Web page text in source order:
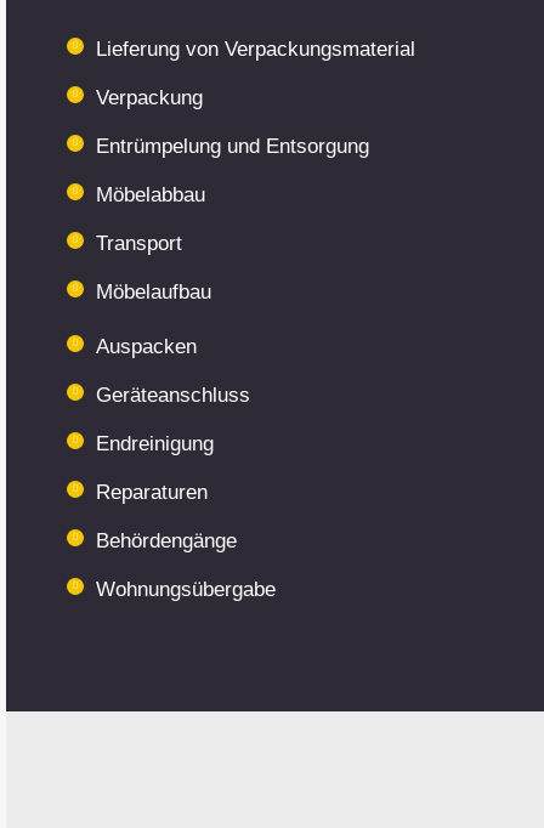
Lieferung von Verpackungsmaterial
Verpackung
Entrümpelung und Entsorgung
Möbelabbau
Transport
Möbelaufbau
Auspacken
Geräteanschluss
Endreinigung
Reparaturen
Behördengänge
Wohnungsübergabe